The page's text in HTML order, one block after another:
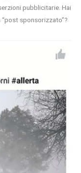
pubblicitarie. Hai
sponsorizzato”?